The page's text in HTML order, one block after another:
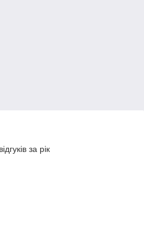
за рік